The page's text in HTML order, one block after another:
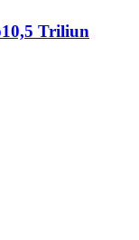
Triliun